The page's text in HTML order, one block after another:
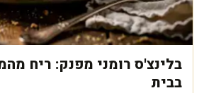
בלינצ'ס רומני מפנק: ריח
בבית